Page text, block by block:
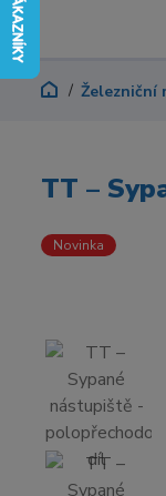
Železniční
TT –
Novinka